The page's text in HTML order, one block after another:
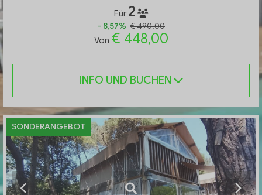
Für2
- 8,57% € 490,00
Von € 448,00
INFO UND BUCHEN
SONDERANGEBOT